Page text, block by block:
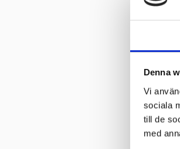
Denna
Vi
sociala
till de
med